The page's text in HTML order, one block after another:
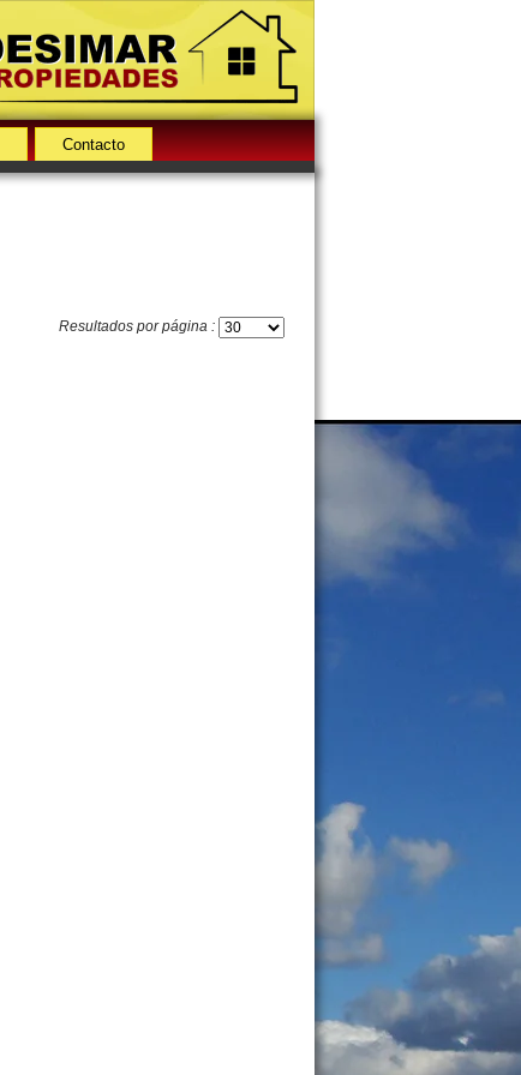
Contacto
Resultados por página :